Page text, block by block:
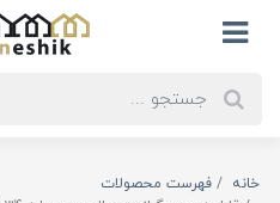
خانه
فهرست محصولات